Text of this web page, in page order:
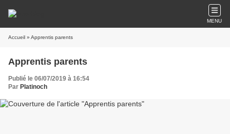
MENU
Accueil » Apprentis parents
Apprentis parents
Publié le 06/07/2019 à 16:54
Par Platinoch